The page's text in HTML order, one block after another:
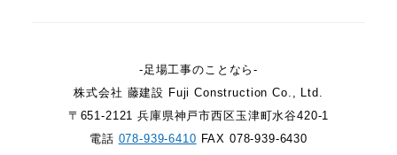
-足場工事のことなら-
株式会社 藤建設 Fuji Construction Co., Ltd.
〒651-2121 兵庫県神戸市西区玉津町水谷420-1
電話 078-939-6410 FAX 078-939-6430